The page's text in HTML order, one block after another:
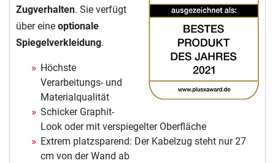
Zugverhalten. Sie verfügt
über eine optionale
Spiegelverkleidung.
Höchste
Verarbeitungs- und
Materialqualität
Schicker Graphit-
Look oder mit verspiegelter Oberfläche
Extrem platzsparend: Der Kabelzug steht nur 27
cm von der Wand ab